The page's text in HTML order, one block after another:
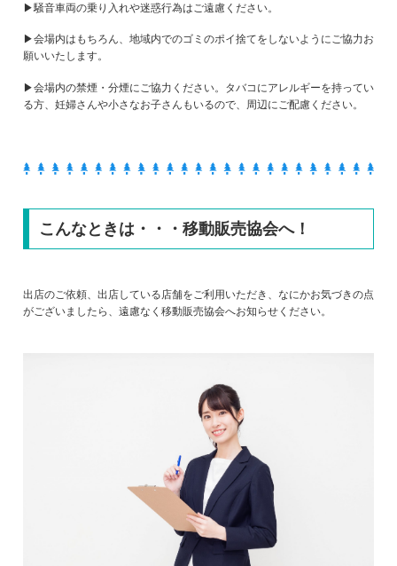
▶騒音車両の乗り入れや迷惑行為はご遠慮ください。
▶会場内はもちろん、地域内でのゴミのポイ捨てをしないようにご協力お
願いいたします。
▶会場内の禁煙・分煙にご協力ください。タバコにアレルギーを持ってい
る方、妊婦さんや小さなお子さんもいるので、周辺にご配慮ください。
こんなときは・・・移動販売協会へ！
出店のご依頼、出店している店舗をご利用いただき、なにかお気づきの点
がございましたら、遠慮なく移動販売協会へお知らせください。